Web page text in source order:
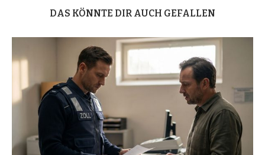
DAS KÖNNTE DIR AUCH GEFALLEN